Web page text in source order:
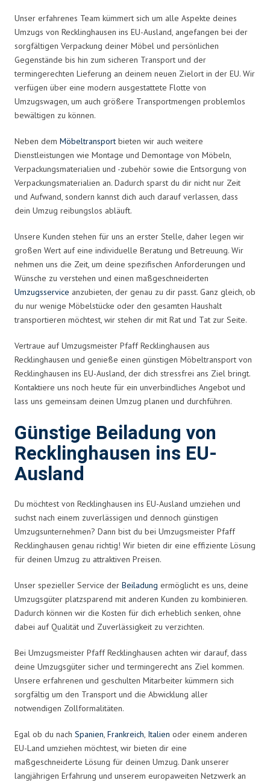
Unser erfahrenes Team kümmert sich um alle Aspekte deines
Umzugs von Recklinghausen ins EU-Ausland, angefangen bei der
sorgfältigen Verpackung deiner Möbel und persönlichen
Gegenstände bis hin zum sicheren Transport und der
termingerechten Lieferung an deinem neuen Zielort in der EU. Wir
verfügen über eine modern ausgestattete Flotte von
Umzugswagen, um auch größere Transportmengen problemlos
bewältigen zu können.
Neben dem Möbeltransport bieten wir auch weitere
Dienstleistungen wie Montage und Demontage von Möbeln,
Verpackungsmaterialien und -zubehör sowie die Entsorgung von
Verpackungsmaterialien an. Dadurch sparst du dir nicht nur Zeit
und Aufwand, sondern kannst dich auch darauf verlassen, dass
dein Umzug reibungslos abläuft.
Unsere Kunden stehen für uns an erster Stelle, daher legen wir
großen Wert auf eine individuelle Beratung und Betreuung. Wir
nehmen uns die Zeit, um deine spezifischen Anforderungen und
Wünsche zu verstehen und einen maßgeschneiderten
Umzugsservice anzubieten, der genau zu dir passt. Ganz gleich, ob
du nur wenige Möbelstücke oder den gesamten Haushalt
transportieren möchtest, wir stehen dir mit Rat und Tat zur Seite.
Vertraue auf Umzugsmeister Pfaff Recklinghausen aus
Recklinghausen und genieße einen günstigen Möbeltransport von
Recklinghausen ins EU-Ausland, der dich stressfrei ans Ziel bringt.
Kontaktiere uns noch heute für ein unverbindliches Angebot und
lass uns gemeinsam deinen Umzug planen und durchführen.
Günstige Beiladung von
Recklinghausen ins EU-
Ausland
Du möchtest von Recklinghausen ins EU-Ausland umziehen und
suchst nach einem zuverlässigen und dennoch günstigen
Umzugsunternehmen? Dann bist du bei Umzugsmeister Pfaff
Recklinghausen genau richtig! Wir bieten dir eine effiziente Lösung
für deinen Umzug zu attraktiven Preisen.
Unser spezieller Service der Beiladung ermöglicht es uns, deine
Umzugsgüter platzsparend mit anderen Kunden zu kombinieren.
Dadurch können wir die Kosten für dich erheblich senken, ohne
dabei auf Qualität und Zuverlässigkeit zu verzichten.
Bei Umzugsmeister Pfaff Recklinghausen achten wir darauf, dass
deine Umzugsgüter sicher und termingerecht ans Ziel kommen.
Unsere erfahrenen und geschulten Mitarbeiter kümmern sich
sorgfältig um den Transport und die Abwicklung aller
notwendigen Zollformalitäten.
Egal ob du nach Spanien, Frankreich, Italien oder einem anderen
EU-Land umziehen möchtest, wir bieten dir eine
maßgeschneiderte Lösung für deinen Umzug. Dank unserer
langjährigen Erfahrung und unserem europaweiten Netzwerk an